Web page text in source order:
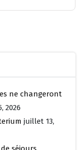
ne changeront
2026
juillet 13,